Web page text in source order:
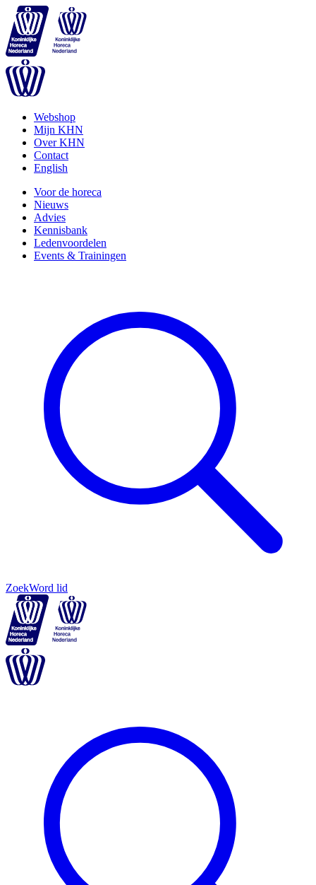
Webshop
Mijn KHN
Over KHN
Contact
English
Voor de horeca
Nieuws
Advies
Kennisbank
Ledenvoordelen
Events & Trainingen
ZoekWord lid